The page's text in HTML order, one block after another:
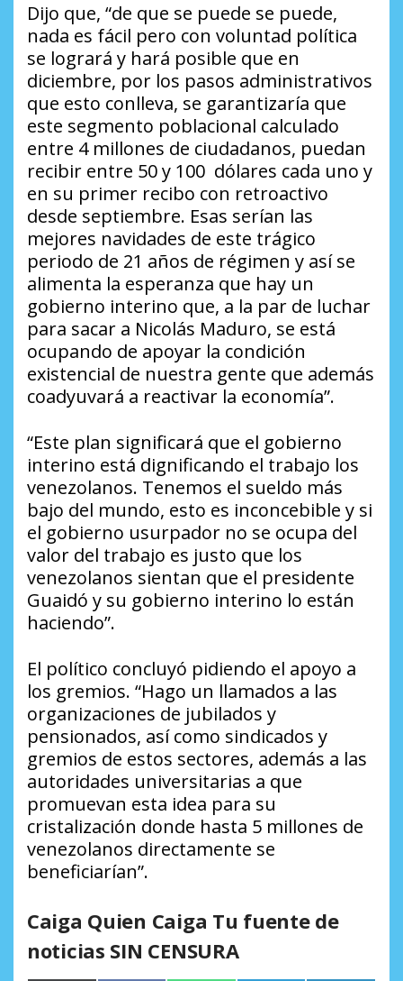
Dijo que, “de que se puede se puede,
nada es fácil pero con voluntad política
se logrará y hará posible que en
diciembre, por los pasos administrativos
que esto conlleva, se garantizaría que
este segmento poblacional calculado
entre 4 millones de ciudadanos, puedan
recibir entre 50 y 100 dólares cada uno y
en su primer recibo con retroactivo
desde septiembre. Esas serían las
mejores navidades de este trágico
periodo de 21 años de régimen y así se
alimenta la esperanza que hay un
gobierno interino que, a la par de luchar
para sacar a Nicolás Maduro, se está
ocupando de apoyar la condición
existencial de nuestra gente que además
coadyuvará a reactivar la economía”.
“Este plan significará que el gobierno
interino está dignificando el trabajo los
venezolanos. Tenemos el sueldo más
bajo del mundo, esto es inconcebible y si
el gobierno usurpador no se ocupa del
valor del trabajo es justo que los
venezolanos sientan que el presidente
Guaidó y su gobierno interino lo están
haciendo”.
El político concluyó pidiendo el apoyo a
los gremios. “Hago un llamados a las
organizaciones de jubilados y
pensionados, así como sindicados y
gremios de estos sectores, además a las
autoridades universitarias a que
promuevan esta idea para su
cristalización donde hasta 5 millones de
venezolanos directamente se
beneficiarían”.
Caiga Quien Caiga Tu fuente de
noticias SIN CENSURA